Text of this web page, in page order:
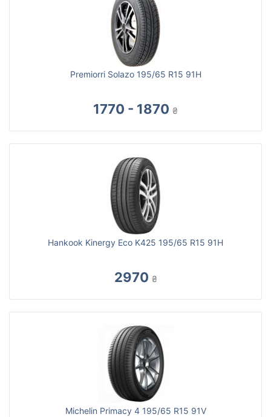
Premiorri Solazo 195/65 R15 91H
1770 - 1870 ₴
Hankook Kinergy Eco K425 195/65 R15 91H
2970 ₴
Michelin Primacy 4 195/65 R15 91V